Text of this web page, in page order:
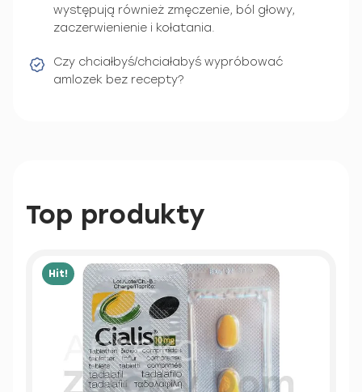
występują również zmęczenie, ból głowy,
zaczerwienienie i kołatania.
Czy chciałbyś/chciałabyś wypróbować
amlozek bez recepty?
Top produkty
Hit!